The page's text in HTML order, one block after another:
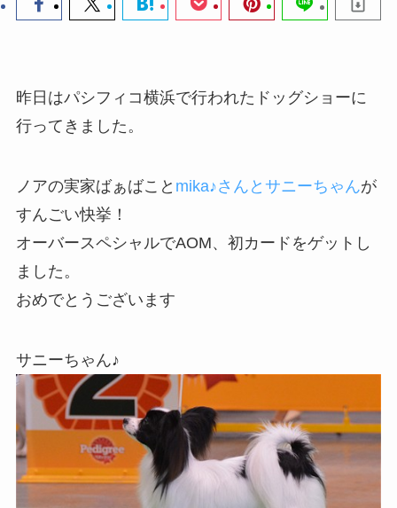
昨日はパシフィコ横浜で行われたドッグショーに
行ってきました。
ノアの実家ばぁばこと mika♪さんとサニーちゃんが
すんごい快挙！
オーバースペシャルでAOM、初カードをゲットし
ました。
おめでとうございます
サニーちゃん♪